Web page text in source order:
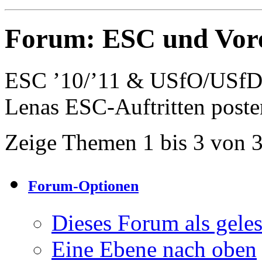
Forum: ESC und
ESC ’10/’11 & USfO/
Lenas ESC-Auftritten
Zeige Themen 1 bis 3 von
Forum-Optionen
Dieses Forum als
Eine Ebene nach oben